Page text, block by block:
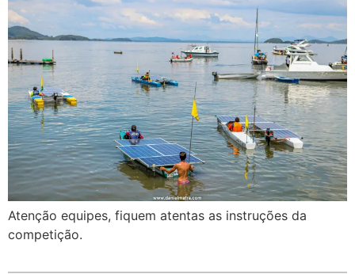
Atenção equipes, fiquem atentas as instruções da
competição.